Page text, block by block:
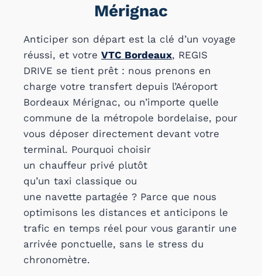
Mérignac
Anticiper son départ est la clé d’un voyage
réussi, et votre VTC Bordeaux, REGIS
DRIVE se tient prêt : nous prenons en
charge votre transfert depuis l’Aéroport
Bordeaux Mérignac, ou n’importe quelle
commune de la métropole bordelaise, pour
vous déposer directement devant votre
terminal. Pourquoi choisir
un chauffeur privé plutôt
qu’un taxi classique ou
une navette partagée ? Parce que nous
optimisons les distances et anticipons le
trafic en temps réel pour vous garantir une
arrivée ponctuelle, sans le stress du
chronomètre.